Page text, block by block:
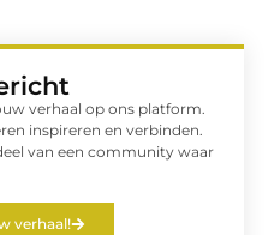
verhaal op ons platform.
inspireren en verbinden.
van een community waar
verhaal!